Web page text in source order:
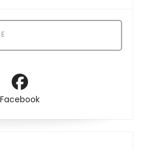
Facebook